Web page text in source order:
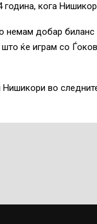
кога
немам добар биланс
ќе играм со
во